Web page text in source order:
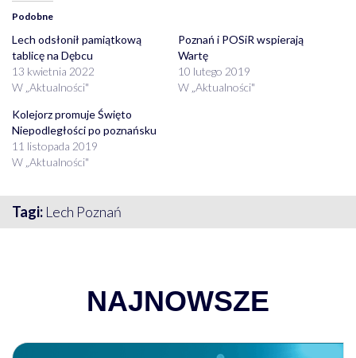
Podobne
Lech odsłonił pamiątkową
tablicę na Dębcu
13 kwietnia 2022
W „Aktualności"
Poznań i POSiR wspierają
Wartę
10 lutego 2019
W „Aktualności"
Kolejorz promuje Święto
Niepodległości po poznańsku
11 listopada 2019
W „Aktualności"
Tagi: Lech Poznań
NAJNOWSZE